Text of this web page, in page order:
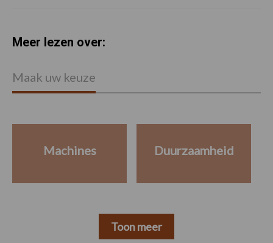
Meer lezen over:
Maak uw keuze
Machines Duurzaamheid
Toon meer